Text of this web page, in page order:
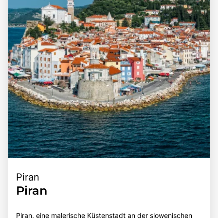
Piran
Piran
Piran, eine malerische Küstenstadt an der slowenischen